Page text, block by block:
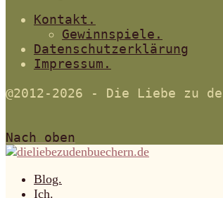
Kontakt.
Gewinnspiele.
Datenschutzerklärung
Impressum.
@2012-2026 - Die Liebe zu
Nach oben
Blog.
Ich.